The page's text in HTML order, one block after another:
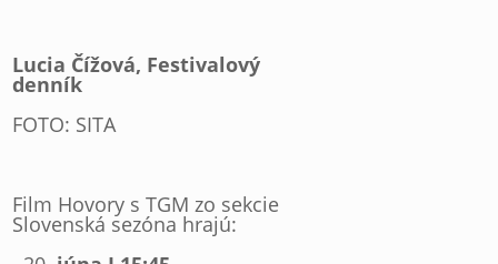
Lucia Čížová, Festivalový
denník
FOTO: SITA
Film Hovory s TGM zo sekcie
Slovenská sezóna hrajú: